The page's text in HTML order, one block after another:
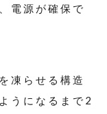
電源が確保で
凍らせる構造
うになるまで2